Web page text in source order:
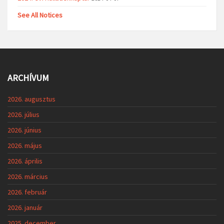
See All Notices
ARCHÍVUM
2026. augusztus
2026. július
2026. június
2026. május
2026. április
2026. március
2026. február
2026. január